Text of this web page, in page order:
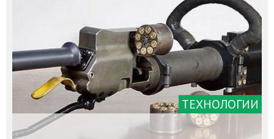
ТЕХНОЛОГИИ